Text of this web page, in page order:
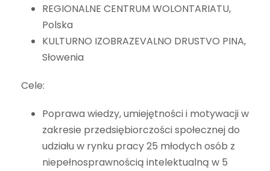
REGIONALNE CENTRUM WOLONTARIATU,
Polska
KULTURNO IZOBRAZEVALNO DRUSTVO PINA,
Słowenia
Cele:
Poprawa wiedzy, umiejętności i motywacji w
zakresie przedsiębiorczości społecznej do
udziału w rynku pracy 25 młodych osób z
niepełnosprawnością intelektualną w 5